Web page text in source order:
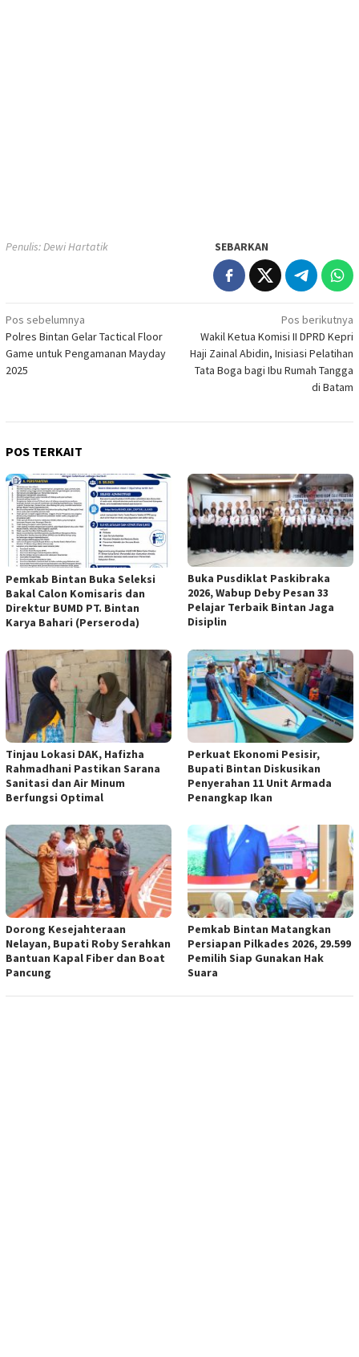
Penulis: Dewi Hartatik SEBARKAN
Navigasi
pos
Pos sebelumnya
Polres Bintan Gelar Tactical Floor
Game untuk Pengamanan Mayday
2025
Pos berikutnya
Wakil Ketua Komisi II DPRD Kepri
Haji Zainal Abidin, Inisiasi Pelatihan
Tata Boga bagi Ibu Rumah Tangga
di Batam
POS TERKAIT
Pemkab Bintan Buka Seleksi
Bakal Calon Komisaris dan
Direktur BUMD PT. Bintan
Karya Bahari (Perseroda)
Buka Pusdiklat Paskibraka
2026, Wabup Deby Pesan 33
Pelajar Terbaik Bintan Jaga
Disiplin
Tinjau Lokasi DAK, Hafizha
Rahmadhani Pastikan Sarana
Sanitasi dan Air Minum
Berfungsi Optimal
Perkuat Ekonomi Pesisir,
Bupati Bintan Diskusikan
Penyerahan 11 Unit Armada
Penangkap Ikan
Dorong Kesejahteraan
Nelayan, Bupati Roby Serahkan
Bantuan Kapal Fiber dan Boat
Pancung
Pemkab Bintan Matangkan
Persiapan Pilkades 2026, 29.599
Pemilih Siap Gunakan Hak
Suara